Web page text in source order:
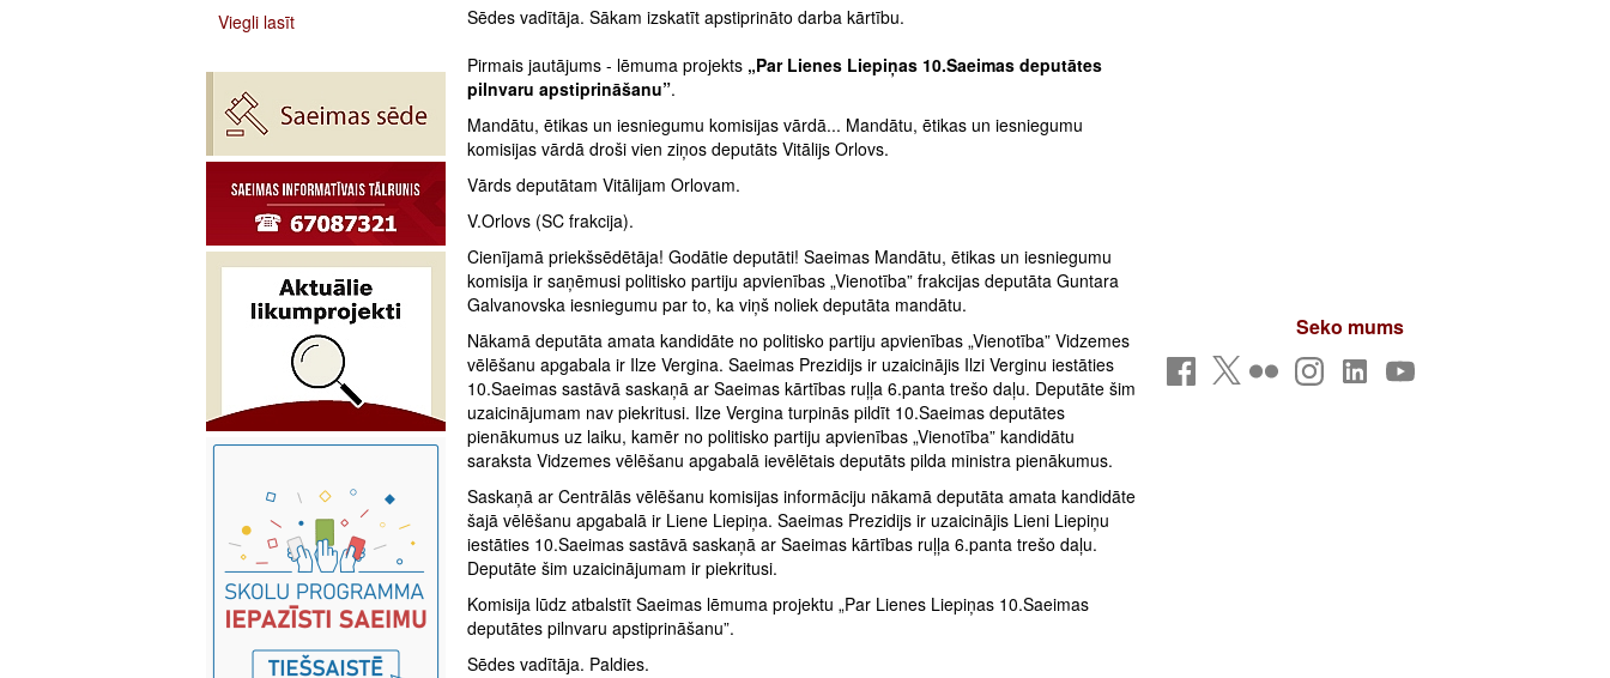
Viegli lasīt
Sēdes vadītāja. Sākam izskatīt apstiprināto darba kārtību.
Pirmais jautājums - lēmuma projekts „Par Lienes Liepiņas 10.Saeimas deputātes
pilnvaru apstiprināšanu”.
Mandātu, ētikas un iesniegumu komisijas vārdā... Mandātu, ētikas un iesniegumu
komisijas vārdā droši vien ziņos deputāts Vitālijs Orlovs.
Vārds deputātam Vitālijam Orlovam.
V.Orlovs (SC frakcija).
Cienījamā priekšsēdētāja! Godātie deputāti! Saeimas Mandātu, ētikas un iesniegumu
komisija ir saņēmusi politisko partiju apvienības „Vienotība” frakcijas deputāta Guntara
Galvanovska iesniegumu par to, ka viņš noliek deputāta mandātu.
Nākamā deputāta amata kandidāte no politisko partiju apvienības „Vienotība” Vidzemes
vēlēšanu apgabala ir Ilze Vergina. Saeimas Prezidijs ir uzaicinājis Ilzi Verginu iestāties
10.Saeimas sastāvā saskaņā ar Saeimas kārtības ruļļa 6.panta trešo daļu. Deputāte šim
uzaicinājumam nav piekritusi. Ilze Vergina turpinās pildīt 10.Saeimas deputātes
pienākumus uz laiku, kamēr no politisko partiju apvienības „Vienotība” kandidātu
saraksta Vidzemes vēlēšanu apgabalā ievēlētais deputāts pilda ministra pienākumus.
Saskaņā ar Centrālās vēlēšanu komisijas informāciju nākamā deputāta amata kandidāte
šajā vēlēšanu apgabalā ir Liene Liepiņa. Saeimas Prezidijs ir uzaicinājis Lieni Liepiņu
iestāties 10.Saeimas sastāvā saskaņā ar Saeimas kārtības ruļļa 6.panta trešo daļu.
Deputāte šim uzaicinājumam ir piekritusi.
Komisija lūdz atbalstīt Saeimas lēmuma projektu „Par Lienes Liepiņas 10.Saeimas
deputātes pilnvaru apstiprināšanu”.
Sēdes vadītāja. Paldies.
Seko mums